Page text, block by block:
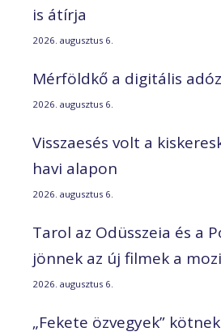
is átírja
2026. augusztus 6.
Mérföldkő a digitális
2026. augusztus 6.
Visszaesés volt a
havi alapon
2026. augusztus 6.
Tarol az Odüsszeia és a
jönnek az új filmek a
2026. augusztus 6.
„Fekete özvegyek”